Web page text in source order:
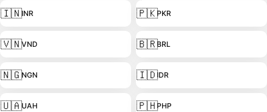
🇮🇳INR 🇵🇰PKR
🇻🇳VND 🇧🇷BRL
🇳🇬NGN 🇮🇩IDR
🇺🇦UAH 🇵🇭PHP